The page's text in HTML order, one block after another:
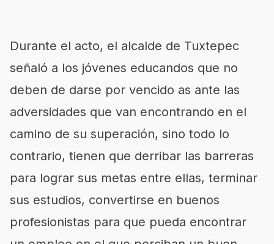
Durante el acto, el alcalde de Tuxtepec
señaló a los jóvenes educandos que no
deben de darse por vencido as ante las
adversidades que van encontrando en el
camino de su superación, sino todo lo
contrario, tienen que derribar las barreras
para lograr sus metas entre ellas, terminar
sus estudios, convertirse en buenos
profesionistas para que pueda encontrar